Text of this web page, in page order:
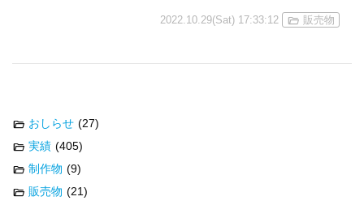
2022.10.29(Sat) 17:33:12 販売物
おしらせ (27)
実績 (405)
制作物 (9)
販売物 (21)